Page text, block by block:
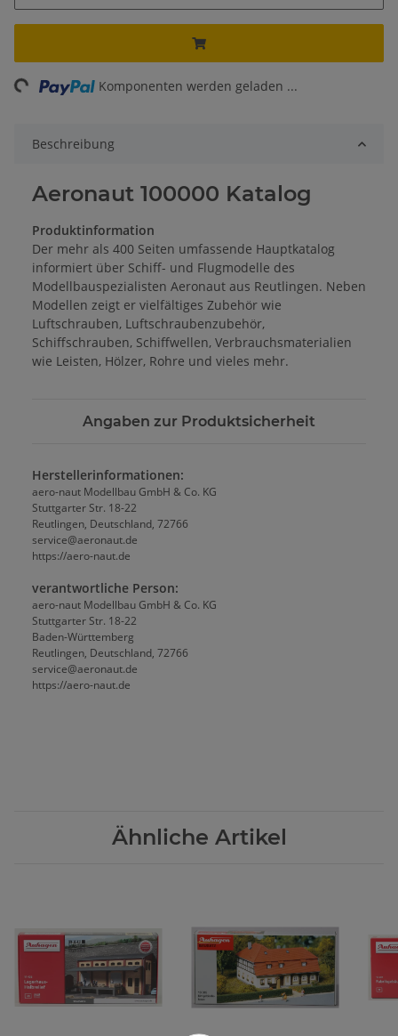
Komponenten werden geladen ...
Beschreibung
Aeronaut 100000 Katalog
Produktinformation
Der mehr als 400 Seiten umfassende Hauptkatalog
informiert über Schiff- und Flugmodelle des
Modellbauspezialisten Aeronaut aus Reutlingen. Neben
Modellen zeigt er vielfältiges Zubehör wie
Luftschrauben, Luftschraubenzubehör,
Schiffschrauben, Schiffwellen, Verbrauchsmaterialien
wie Leisten, Hölzer, Rohre und vieles mehr.
Angaben zur Produktsicherheit
Herstellerinformationen:
aero-naut Modellbau GmbH & Co. KG
Stuttgarter Str. 18-22
Reutlingen, Deutschland, 72766
service@aeronaut.de
https://aero-naut.de
verantwortliche Person:
aero-naut Modellbau GmbH & Co. KG
Stuttgarter Str. 18-22
Baden-Württemberg
Reutlingen, Deutschland, 72766
service@aeronaut.de
https://aero-naut.de
Ähnliche Artikel